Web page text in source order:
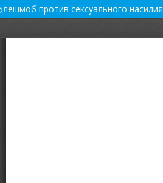
против сексуального насилия